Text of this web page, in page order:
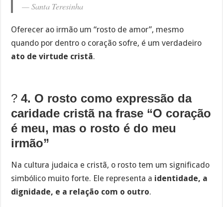
—Santa Teresinha
Oferecer ao irmão um “rosto de amor”, mesmo
quando por dentro o coração sofre, é um verdadeiro
ato de virtude cristã.
?4. O rosto como expressão da
caridade cristã na frase “O coração
é meu, mas o rosto é do meu
irmão”
Na cultura judaica e cristã, o rosto tem um significado
simbólico muito forte. Ele representa a identidade, a
dignidade, e a relação com o outro.